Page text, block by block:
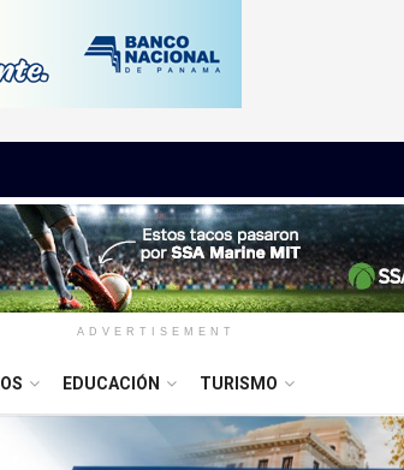
ADVERTISEMENT
EDUCACIÓN TURISMO